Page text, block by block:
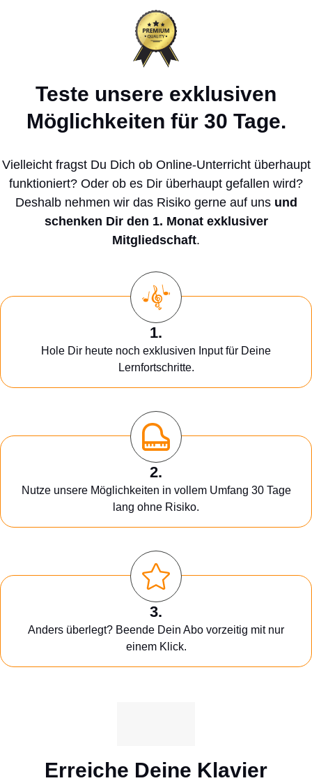
Teste unsere exklusiven
Möglichkeiten für 30 Tage.
Vielleicht fragst Du Dich ob Online-Unterricht überhaupt
funktioniert? Oder ob es Dir überhaupt gefallen wird?
Deshalb nehmen wir das Risiko gerne auf uns und
schenken Dir den 1. Monat exklusiver
Mitgliedschaft.
1.
Hole Dir heute noch exklusiven Input für Deine
Lernfortschritte.
2.
Nutze unsere Möglichkeiten in vollem Umfang 30 Tage
lang ohne Risiko.
3.
Anders überlegt? Beende Dein Abo vorzeitig mit nur
einem Klick.
Erreiche Deine Klavier